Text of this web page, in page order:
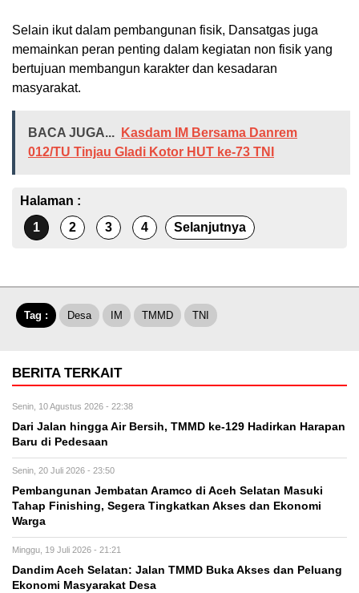
‎Selain ikut dalam pembangunan fisik, Dansatgas juga
memainkan peran penting dalam kegiatan non fisik yang
bertujuan membangun karakter dan kesadaran
masyarakat.
BACA JUGA...
Kasdam IM Bersama Danrem
012/TU Tinjau Gladi Kotor HUT ke-73 TNI
Halaman :
1
2 3 4 Selanjutnya
Tag : Desa IM TMMD TNI
BERITA TERKAIT
Senin, 10 Agustus 2026 - 22:38
Dari Jalan hingga Air Bersih, TMMD ke-129 Hadirkan Harapan
Baru di Pedesaan
Senin, 20 Juli 2026 - 23:50
Pembangunan Jembatan Aramco di Aceh Selatan Masuki
Tahap Finishing, Segera Tingkatkan Akses dan Ekonomi
Warga
Minggu, 19 Juli 2026 - 21:21
Dandim Aceh Selatan: Jalan TMMD Buka Akses dan Peluang
Ekonomi Masyarakat Desa